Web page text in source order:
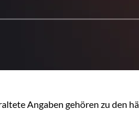
Angaben gehören zu